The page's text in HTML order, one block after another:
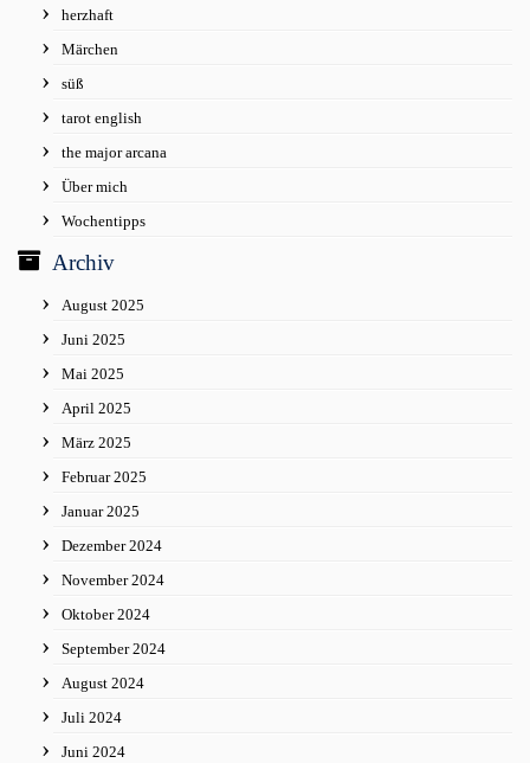
herzhaft
Märchen
süß
tarot english
the major arcana
Über mich
Wochentipps
Archiv
August 2025
Juni 2025
Mai 2025
April 2025
März 2025
Februar 2025
Januar 2025
Dezember 2024
November 2024
Oktober 2024
September 2024
August 2024
Juli 2024
Juni 2024